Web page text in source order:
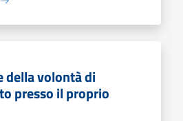
della volontà di
presso il proprio